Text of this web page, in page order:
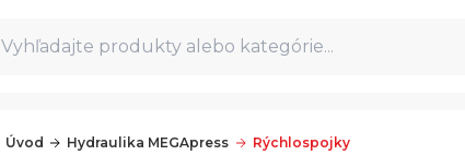
Vyhľadajte produkty alebo kategórie...
Úvod Hydraulika MEGApress Rýchlospojky